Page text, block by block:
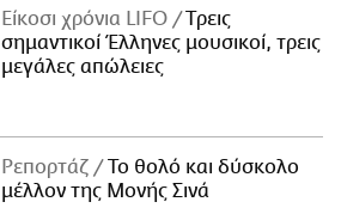
Είκοσι χρόνια LIFO
Tρεις
σημαντικοί Έλληνες μουσικοί, τρεις
μεγάλες απώλειες
Ρεπορτάζ
Το θολό και δύσκολο
μέλλον της Μονής Σινά